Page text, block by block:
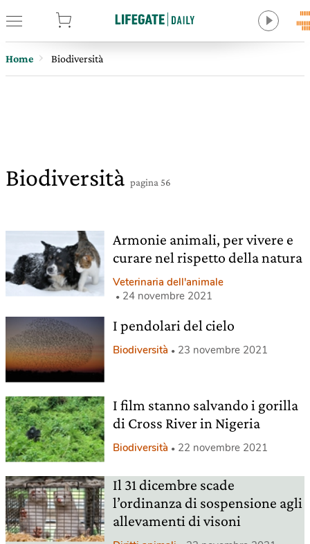
Home Biodiversità
Biodiversità pagina 56
Armonie animali, per vivere e
curare nel rispetto della natura
Veterinaria dell'animale
24 novembre 2021
I pendolari del cielo
Biodiversità 23 novembre 2021
I film stanno salvando i gorilla
di Cross River in Nigeria
Biodiversità 22 novembre 2021
Il 31 dicembre scade
l’ordinanza di sospensione agli
allevamenti di visoni